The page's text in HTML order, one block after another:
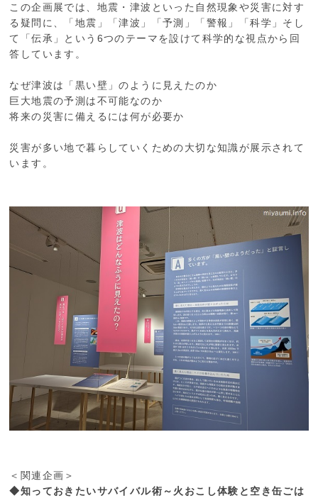
この企画展では、地震・津波といった自然現象や災害に対す
る疑問に、「地震」「津波」「予測」「警報」「科学」そし
て「伝承」という6つのテーマを設けて科学的な視点から回
答しています。
なぜ津波は「黒い壁」のように見えたのか
巨大地震の予測は不可能なのか
将来の災害に備えるには何が必要か
災害が多い地で暮らしていくための大切な知識が展示されて
います。
＜関連企画＞
◆知っておきたいサバイバル術～火おこし体験と空き缶ごは